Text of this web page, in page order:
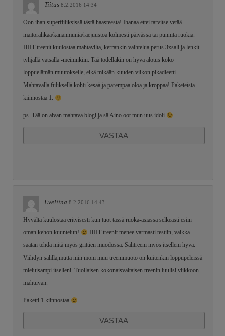
Tiitus 8.2.2016 14:34
Oon ihan superfiiliksissä tästä haasteesta! Ihanaa ettei tarvitse vetää
maitorahkaa/kananmunia/raejuustoa kolmesti päivässä tai punnita ruokia.
HIIT-treenit kuulostaa mahtavilta, kerrankin vaihtelua perus 3xsali ja lenkit
tyhjällä vatsalla -meininkiin. Tää todellakin on hyvä alotus koko
loppuelämän muutokselle, eikä mikään kuuden viikon pikadieetti.
Mahtavalla fiiliksellä kohti kesää ja parempaa oloa ja kroppaa! Paketeista
kiinnostaa 1.
ps. Tää on aivan mahtava blogi ja sä Aino oot mun uus idoli
VASTAA
Eveliina 8.2.2016 14:43
Hyvältä kuulostaa erityisesti kun tuot tässä ruoka-asiassa selkeästi esiin
oman kehon kuuntelun!
HIIT-treenit menee varmasti testiin, vaikka
saatan tehdä niitä myös grittien muodossa. Salitreeni myös itselleni hyvä.
Viihdyn salilla,mutta niin moni muu treenimuoto on kuitenkin loppupeleissä
mieluisampi itselleni. Tuollaisen kokonaisvaltaisen treenin luulisi viikkoon
mahtuvan.
Paketti 1 kiinnostaa
VASTAA